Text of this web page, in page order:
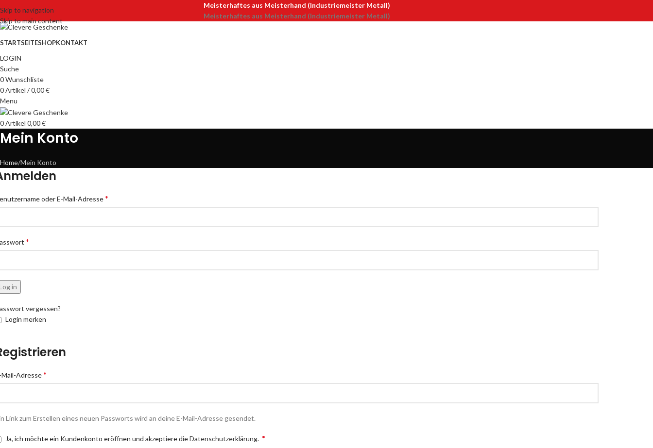
Skip to navigation
Skip to main content
Meisterhaftes aus Meisterhand (Industriemeister Metall)
Meisterhaftes aus Meisterhand (Industriemeister Metall)
STARTSEITESHOPKONTAKT
LOGIN
Suche
0Wunschliste
0Artikel /0,00€
Menu
0Artikel 0,00€
Mein Konto
Home Mein Konto
oder E-Mail-Adresse*
*
in
vergessen?
Login merken
Mail-Adresse*
Link zum Erstellen eines neuen Passworts wird an deine E-Mail-Adresse gesendet.
Ja, ich möchte ein Kundenkonto eröffnen und akzeptiere dieDatenschutzerklärung. *